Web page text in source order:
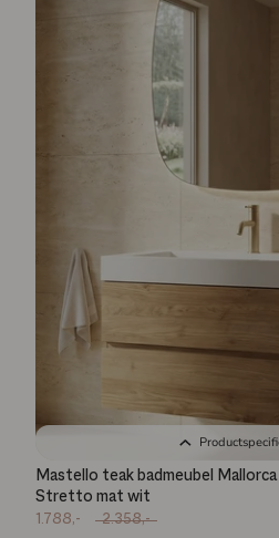
Mastello teak badmeubel
Stretto mat wit
1.788,- 2.358,-